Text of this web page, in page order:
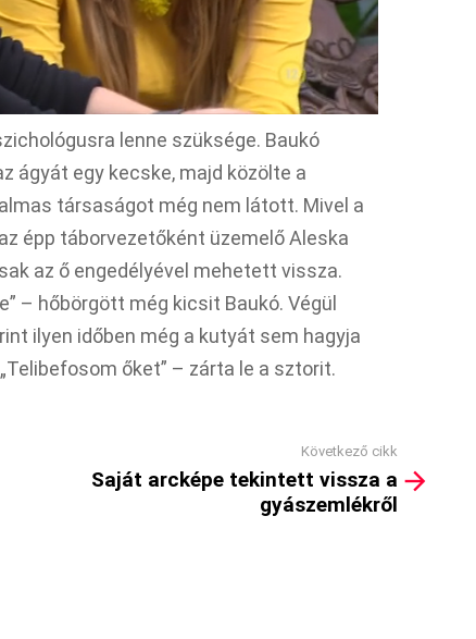
lenne szüksége. Baukó
ágyát egy kecske, majd közölte a
társaságot még nem látott. Mivel a
épp táborvezetőként üzemelő Aleska
az ő engedélyével mehetett vissza.
– hőbörgött még kicsit Baukó. Végül
ilyen időben még a kutyát sem hagyja
őket” – zárta le a sztorit.
Következő cikk
Saját arcképe tekintett vissza a
gyászemlékről